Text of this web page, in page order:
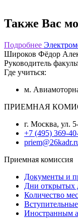
Также Вас
Подробнее
Широков Фёдор
Руководитель
Где учиться:
м.
ПРИЕМНАЯ
г. Москва, ул.
+7 (495) 369-
Приемная комиссия
Документы и
Дни открытых
Количество
Иностранным